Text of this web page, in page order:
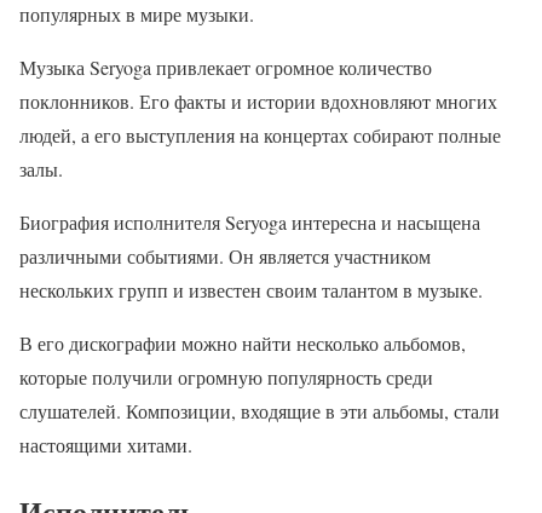
популярных в мире музыки.
Музыка Seryoga привлекает огромное количество
поклонников. Его факты и истории вдохновляют многих
людей, а его выступления на концертах собирают полные
залы.
Биография исполнителя Seryoga интересна и насыщена
различными событиями. Он является участником
нескольких групп и известен своим талантом в музыке.
В его дискографии можно найти несколько альбомов,
которые получили огромную популярность среди
слушателей. Композиции, входящие в эти альбомы, стали
настоящими хитами.